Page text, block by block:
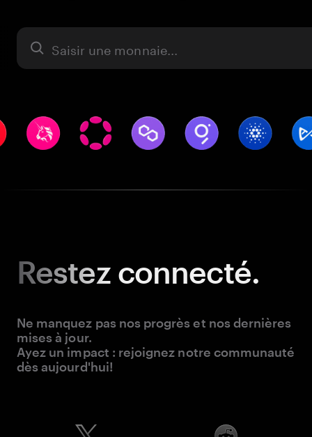
Actifs
Restezconnecté.
Ne manquez pas nos progrès et nos dernières
mises à jour.
Ayez un impact : rejoignez notre communauté
dès aujourd'hui!